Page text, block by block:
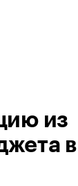
из